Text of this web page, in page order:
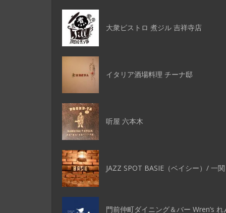
大衆ビストロ 煮ジル 吉祥寺店
イタリア酒場料理 チーナ邸
听屋 六本木
JAZZ SPOT BASIE（ベイシー）/ 一関
門前仲町ダイニング＆バー Wren’s れ